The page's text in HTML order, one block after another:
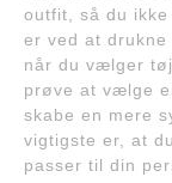
outfit, så du
er ved at
når du vælger
prøve at vælge
skabe en mere
vigtigste er, at
passer til din